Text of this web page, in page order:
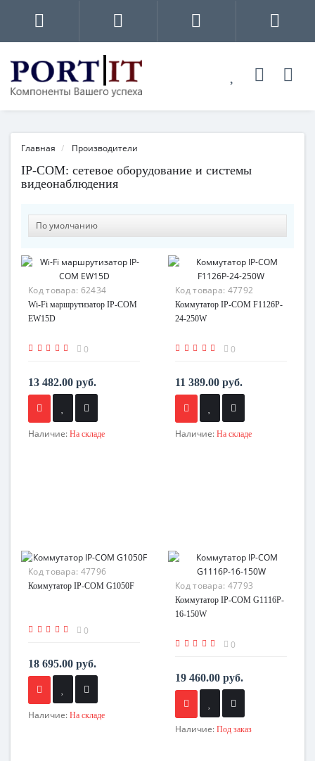
Главная Производители
IP-COM: сетевое оборудование и системы
видеонаблюдения
Код товара: 62434
Wi-Fi маршрутизатор IP-COM
EW15D
0
13 482.00 руб.
Наличие: На складе
Код товара: 47792
Коммутатор IP-COM F1126P-
24-250W
0
11 389.00 руб.
Наличие: На складе
Код товара: 47796
Коммутатор IP-COM G1050F
0
18 695.00 руб.
Наличие: На складе
Код товара: 47793
Коммутатор IP-COM G1116P-
16-150W
0
19 460.00 руб.
Наличие: Под заказ